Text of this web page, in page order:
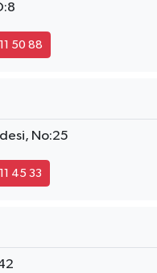
50 88
No:25
45 33